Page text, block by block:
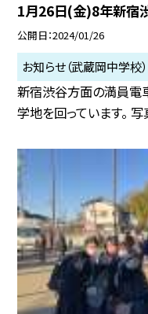
1月26日(金)8年新宿
公開日 2024/01/26
お知らせ（武蔵岡中学校）
新宿渋谷方面の満員電
学地を回っています。 写